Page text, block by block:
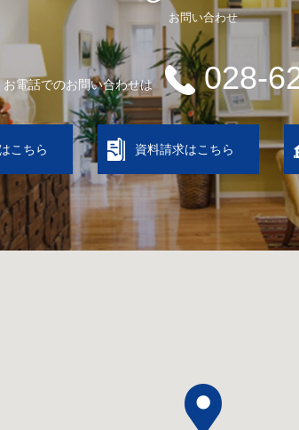
お問い合わせ
お電話でのお問い合わせは 028-
こちら 資料請求はこちら